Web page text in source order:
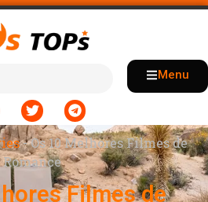
Menu
-Os 10 Melhores Filmes de
Romance
Filmes de